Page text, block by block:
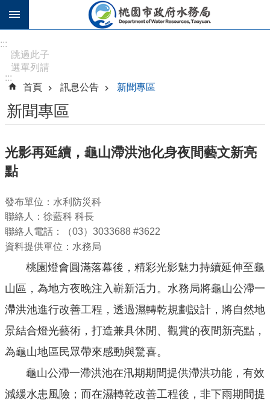
跳到主要內容區塊
階
搜
尋
息
公
認
識
水
務
關
通
錄
業
資
:::
跳過此子
選單列請
[Enter]，
繼續則按
[Tab]
:::
首頁
訊息公告 新聞專區
新聞專區
光影再延續，龜山滯洪池化身夜間藝文新亮
點
發布單位：水利防災科
聯絡人：徐藍科 科長
聯絡人電話：（03）3033688 #3622
資料提供單位：水務局
桃園燈會圓滿落幕後，精彩光影魅力持續延伸至龜
山區，為地方夜晚注入嶄新活力。水務局將龜山公滯一
滯洪池進行改善工程，透過濕轉乾規劃設計，將自然地
景結合燈光藝術，打造兼具休閒、觀賞的夜間新亮點，
為龜山地區民眾帶來感動與驚喜。
龜山公滯一滯洪池在汛期期間提供滯洪功能，有效
減緩水患風險；而在濕轉乾改善工程後，非下雨期間提